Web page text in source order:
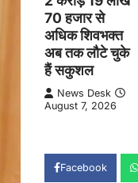
70 हजार से
अधिक शिवभक्त
अब तक लौटे चुके
हैं सकुशल
News Desk
August 7, 2026
Facebook